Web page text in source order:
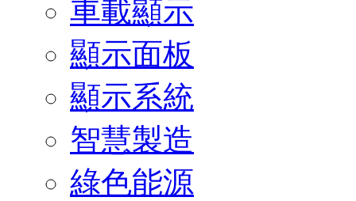
車載顯示
顯示面板
顯示系統
智慧製造
綠色能源